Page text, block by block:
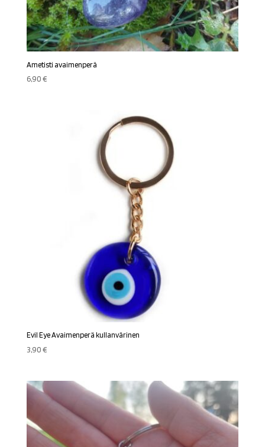
Ametisti avaimenperä
6,90€
Evil Eye Avaimenperä kullanvärinen
3,90€